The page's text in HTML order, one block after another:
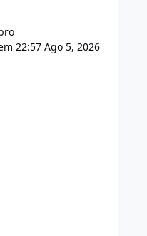
22:57 Ago 5, 2026